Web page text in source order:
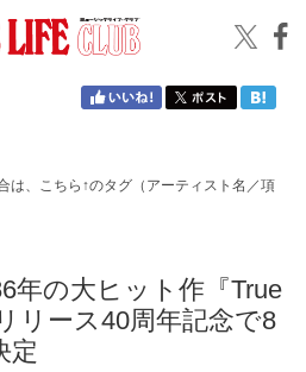
は、こちら↑のタグ（アーティスト名／項
年の大ヒット作『True
リース40周年記念で8
定